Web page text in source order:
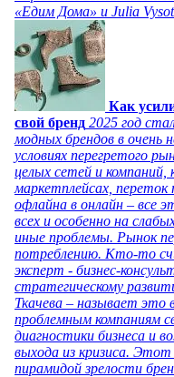
«Едим Дома» и Julia
Как
свой бренд 2025 год
модных брендов в
условиях перегретого
целых сетей и компаний,
маркетплейсах, переток
офлайна в онлайн – все
всех и особенно на
иные проблемы. Рынок
потреблению. Кто-то
эксперт - бизнес-
стратегическому
Ткачева – называет это
проблемным компаниям
диагностики бизнеса и
выхода из кризиса.
пирамидой зрелости